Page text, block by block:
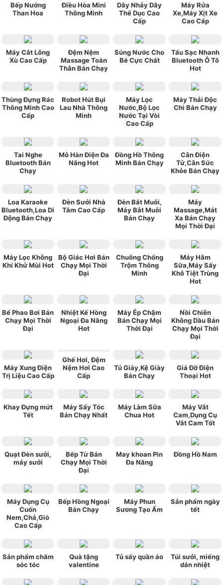
Bếp Nướng
Than Hoa
Điều Hòa Mini
Thông Minh
Dây Nhảy Dây
Thể Dục Cao
Cấp
Máy Rửa
Xe,Máy Xịt Xe
Cao Cấp
Máy Cắt Lông
Xù Cao Cấp
Đệm Nệm
Massage Toàn
Thân Bán Chạy
Súng Nước Cho
Bé Cực Chất
Tẩu Sạc Nhanh
Bluetooth Ô Tô
Hot
Thùng Đựng Rác
Thông Minh Cao
Cấp
Robot Hút Bụi
Lau Nhà Thông
Minh
Máy Lọc
Nước,Bộ Lọc
Nước Tại Vòi
Cao Cấp
Máy Thải Độc
Chì Bán Chạy
Tai Nghe
Bluetooth Bán
Chạy
Mỏ Hàn Điện Đa
Năng Hot
Đồng Hồ Thông
Minh Bán Chạy
Cân Điện
Tử,Cân Sức
Khỏe Bán Chạy
Loa Karaoke
Bluetooth,Loa Di
Động Bán Chạy
Đèn Sưởi Nhà
Tắm Cao Cấp
Đèn Bắt Muỗi,
Máy Bắt Muỗi
Bán Chạy
Máy
Massage,Mát
Xa Bán Chạy
Mọi Thời Đại
Máy Lọc Không
Khí Khử Mùi Hot
Bộ Giác Hơi Bán
Chạy Mọi Thời
Đại
Chuông Chống
Trộm Thông
Minh
Máy Hâm
Sữa,Máy Sấy
Khô Tiệt Trùng
Hot
Bể Phao Bơi Bán
Chạy Mọi Thời
Đại
Nhiệt Kế Hồng
Ngoại Đa Năng
Hot
Máy Ép Chậm
Bán Chạy Mọi
Thời Đại
Nồi Chiên
Không Dầu Bán
Chạy Mọi Thời
Đại
Máy Xung Điện
Trị Liệu Cao Cấp
Ghế Hơi, Đệm
Nệm Hơi Cao
Cấp
Tủ Giày,Kệ Giày
Bán Chạy
Giá Đỡ Điện
Thoại Hot
Khay Đựng mứt
Tết
Máy Sấy Tóc
Bán Chạy Nhất
Máy Làm Sữa
Chua Hot
Máy Vắt
Cam,Dụng Cụ
Vắt Cam Tốt
Quạt Đèn sưởi,
máy sưởi
Bếp Từ Bán
Chạy Mọi Thời
Đại
May khoan Pin
Đa Năng
Đồng Hồ Nam
Máy Dụng Cụ
Cuốn
Nem,Chả,Giò
Cao Cấp
Bếp Hồng Ngoại
Bán Chạy
Máy Phun
Sương Tạo Ẩm
Sản phẩm ngày
tết
Sản phẩm chăm
sóc tóc
Quà tặng
valentine
Tủ sấy quần áo
Túi sưởi, miếng
dán nhiệt